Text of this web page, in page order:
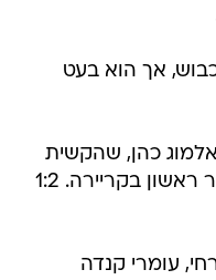
לכבוש, אך הוא בעט
לאלמוג כהן, שהקשית
בקלילות מעל מזרחי וכבש שער ראשון בקריירה. 1:2
עומרי קנדה